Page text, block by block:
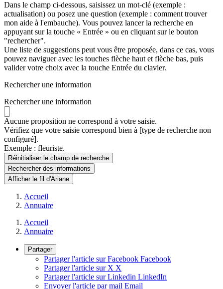
Dans le champ ci-dessous, saisissez un mot-clé (exemple :
actualisation) ou posez une question (exemple : comment trouver
mon aide à l'embauche). Vous pouvez lancer la recherche en
appuyant sur la touche « Entrée » ou en cliquant sur le bouton
"rechercher".
Une liste de suggestions peut vous être proposée, dans ce cas, vous
pouvez naviguer avec les touches flèche haut et flèche bas, puis
valider votre choix avec la touche Entrée du clavier.
Rechercher une information
Rechercher une information
Aucune proposition ne correspond à votre saisie.
Vérifiez que votre saisie correspond bien à [type de recherche non
configuré].
Exemple : fleuriste.
Réinitialiser le champ de recherche
Rechercherdes informations
Afficher le fil d'Ariane
Accueil
Annuaire
Accueil
Annuaire
Partager
Partager l'article sur Facebook Facebook
Partager l'article sur X X
Partager l'article sur Linkedin LinkedIn
Envoyer l'article par mail Email